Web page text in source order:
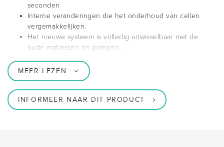
seconden
Interne veranderingen die het onderhoud van cellen
vergemakkelijken.
Het nieuwe systeem is volledig uitwisselbaar met de
oude matrassen en pompen.
MEER LEZEN
INFORMEER NAAR DIT PRODUCT